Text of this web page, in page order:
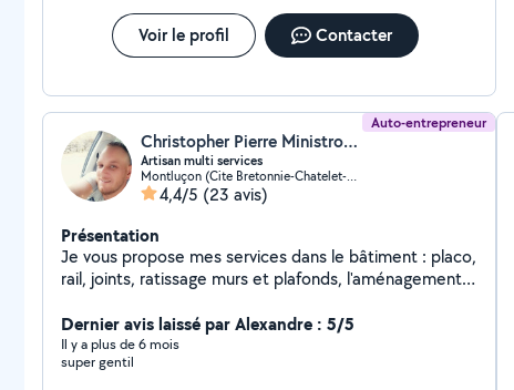
Voir le profil Contacter
Auto-entrepreneur
Christopher Pierre Ministrot (M-C Bâtiment)
Artisan multi services
Montluçon (Cite Bretonnie-Chatelet-Favieres-Conches)
4,4/5 (23 avis)
Présentation
Je vous propose mes services dans le bâtiment : placo,
rail, joints, ratissage murs et plafonds, l'aménagement
plafonds ( peinture, papier peint, crépis intérieur, cire
intérieure, carrelage, pose de fausses pierres
apparentes et fausses briques, pose de parement,
Dernier avis laissé par Alexandre : 5/5
Il y a plus de 6 mois
super gentil